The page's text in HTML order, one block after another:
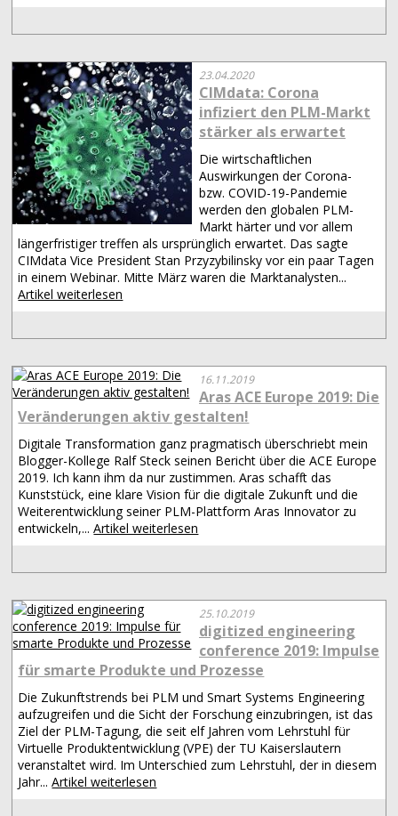
23.04.2020
CIMdata: Corona
infiziert den PLM-Markt
stärker als erwartet
Die wirtschaftlichen
Auswirkungen der Corona-
bzw. COVID-19-Pandemie
werden den globalen PLM-
Markt härter und vor allem
längerfristiger treffen als ursprünglich erwartet. Das sagte
CIMdata Vice President Stan Przyzybilinsky vor ein paar Tagen
in einem Webinar. Mitte März waren die Marktanalysten...
Artikel weiterlesen
16.11.2019
Aras ACE Europe 2019: Die
Veränderungen aktiv gestalten!
Digitale Transformation ganz pragmatisch überschriebt mein
Blogger-Kollege Ralf Steck seinen Bericht über die ACE Europe
2019. Ich kann ihm da nur zustimmen. Aras schafft das
Kunststück, eine klare Vision für die digitale Zukunft und die
Weiterentwicklung seiner PLM-Plattform Aras Innovator zu
entwickeln,...Artikel weiterlesen
25.10.2019
digitized engineering
conference 2019: Impulse
für smarte Produkte und Prozesse
Die Zukunftstrends bei PLM und Smart Systems Engineering
aufzugreifen und die Sicht der Forschung einzubringen, ist das
Ziel der PLM-Tagung, die seit elf Jahren vom Lehrstuhl für
Virtuelle Produktentwicklung (VPE) der TU Kaiserslautern
veranstaltet wird. Im Unterschied zum Lehrstuhl, der in diesem
Jahr...Artikel weiterlesen